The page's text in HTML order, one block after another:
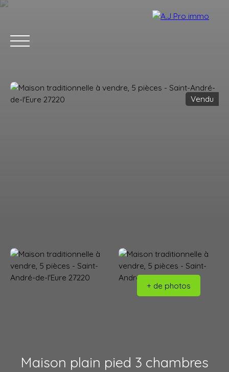
Vendu
+ de photos
Maison plain pied 3 chambres